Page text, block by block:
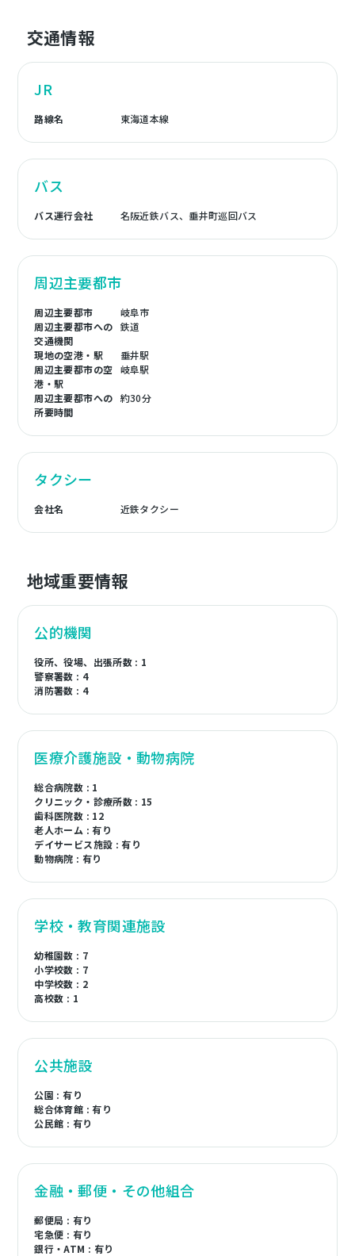
交通情報
JR
路線名 東海道本線
バス
バス運行会社 名阪近鉄バス、垂井町巡回バス
周辺主要都市
周辺主要都市
岐阜市
周辺主要都市への
交通機関
鉄道
現地の空港・駅
垂井駅
周辺主要都市の空
港・駅
岐阜駅
周辺主要都市への
所要時間
約30分
タクシー
会社名 近鉄タクシー
地域重要情報
公的機関
役所、役場、出張所数 : 1
警察署数 : 4
消防署数 : 4
医療介護施設・動物病院
総合病院数 : 1
クリニック・診療所数 : 15
歯科医院数 : 12
老人ホーム : 有り
デイサービス施設 : 有り
動物病院 : 有り
学校・教育関連施設
幼稚園数 : 7
小学校数 : 7
中学校数 : 2
高校数 : 1
公共施設
公園 : 有り
総合体育館 : 有り
公民館 : 有り
金融・郵便・その他組合
郵便局 : 有り
宅急便 : 有り
銀行・ATM : 有り